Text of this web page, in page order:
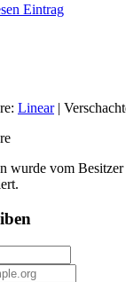
Eintrag
Linear|
wurde vom Besitzer